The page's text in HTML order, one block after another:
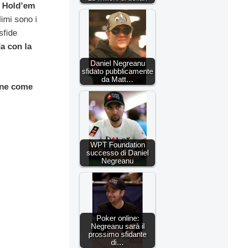
sono i
con la
come
Daniel Negreanu
sfidato pubblicamente
da Matt…
WPT Foundation
successo di Daniel
Negreanu
Poker online:
Negreanu sarà il
prossimo sfidante
di…